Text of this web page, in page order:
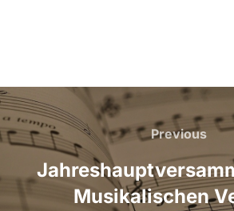
Beitragsnavigation
Previous
Previous
Musikalischen